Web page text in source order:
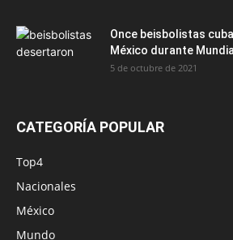
Once beisbolistas
México durante
5 de octubre de 2021
CATEGORÍA POPULAR
Top4
Nacionales
México
Mundo